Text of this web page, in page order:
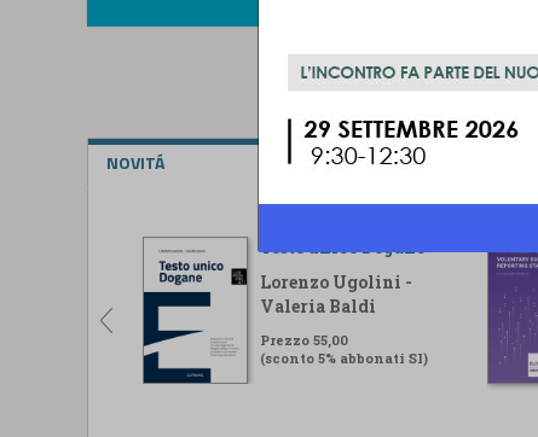
NOVITÁ
Lorenzo Ugolini -
Valeria Baldi
Prezzo 55,00
(sconto 5% abbonati SI)